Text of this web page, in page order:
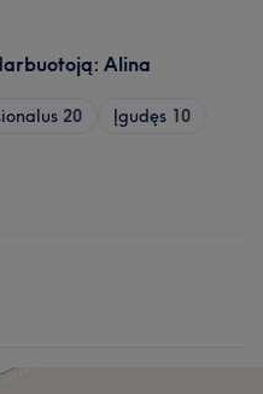
Alina
20 Įgudęs 10